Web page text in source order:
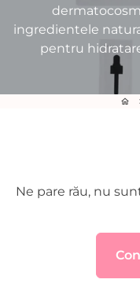
ingredientele
pentru
home
Ne pare rău, nu